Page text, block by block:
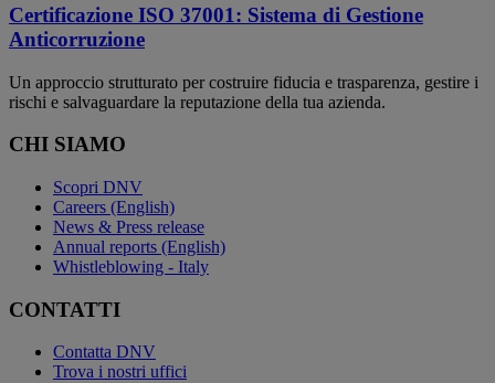
Certificazione ISO 37001: Sistema di Gestione
Anticorruzione
Un approccio strutturato per costruire fiducia e trasparenza, gestire i
rischi e salvaguardare la reputazione della tua azienda.
CHI SIAMO
Scopri DNV
Careers (English)
News & Press release
Annual reports (English)
Whistleblowing - Italy
CONTATTI
Contatta DNV
Trova i nostri uffici